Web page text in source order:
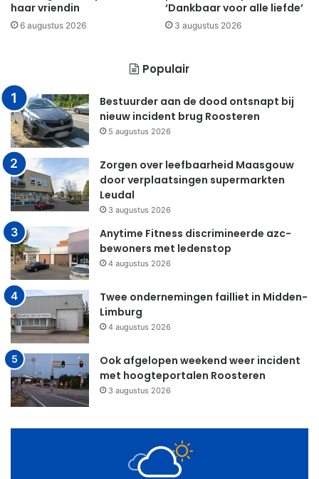
haar vriendin
6 augustus 2026
‘Dankbaar voor alle liefde’
3 augustus 2026
Populair
Bestuurder aan de dood ontsnapt bij
nieuw incident brug Roosteren
5 augustus 2026
Zorgen over leefbaarheid Maasgouw
door verplaatsingen supermarkten
Leudal
3 augustus 2026
Anytime Fitness discrimineerde azc-
bewoners met ledenstop
4 augustus 2026
Twee ondernemingen failliet in Midden-
Limburg
4 augustus 2026
Ook afgelopen weekend weer incident
met hoogteportalen Roosteren
3 augustus 2026